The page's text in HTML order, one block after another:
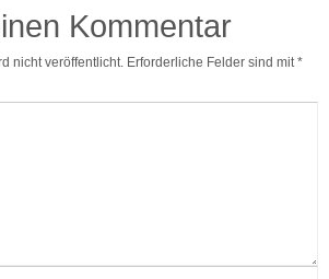
Kommentar
nicht veröffentlicht. Erforderliche Felder sind mit*